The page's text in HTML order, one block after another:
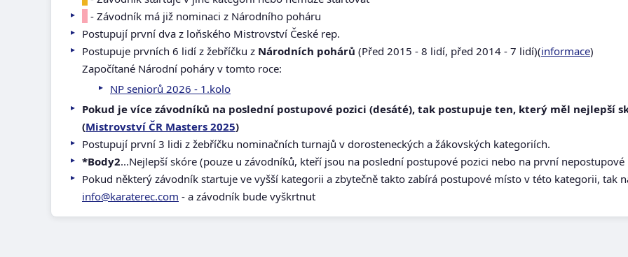
- Závodník má již nominaci z Národního poháru
Postupují první dva z loňského Mistrovství České rep.
Postupuje prvních 6 lidí z žebříčku z Národních pohárů (Před 2015 - 8 lidí, před 2014 - 7 lidí)(informace)
Započítané Národní poháry v tomto roce:
NP seniorů 2026 - 1.kolo
Pokud je více závodníků na poslední postupové pozici (desáté), tak postupuje ten, který měl nejlepší
(Mistrovství ČR Masters 2025)
Postupují první 3 lidi z žebříčku nominačních turnajů v dorosteneckých a žákovských kategoriích.
*Body2...Nejlepší skóre (pouze u závodníků, kteří jsou na poslední postupové pozici nebo na první nepostupové
Pokud některý závodník startuje ve vyšší kategorii a zbytečně takto zabírá postupové místo v této kategorii, tak
info@karaterec.com - a závodník bude vyškrtnut